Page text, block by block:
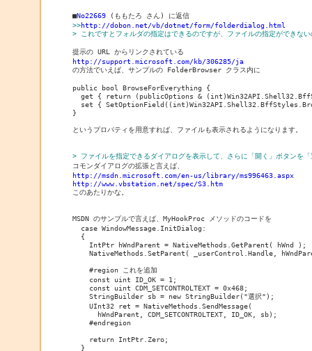
■No22669
(ももたろ さん) に返信
>>http://dobon.net/vb/dotnet/form/folderdialog.html
> これですとフォルダの指定はできるのですが、ファイルの指定ができない
http://support.microsoft.com/kb/306285/ja
public bool BrowseForEverything {
get { return (publicOptions &
set {
}
というプロパティを用意すれば、ファイルも表示されるようになります。
> ファイルを指定できるダイアログを表示して、さらに「開く」ボタンを
http://msdn.microsoft.com/en-us/library/ms996463.aspx
http://www.vbstation.net/spec/S3.htm
MSDN のサンプルで言えば、MyHookProc メソッドのコードを
  case WindowMessage.InitDialog:
  {
    IntPtr hWndParent = NativeMethods.GetParent( hWnd );
NativeMethods.SetParent( _userControl.Handle,
    #region これを追加
    const uint ID_OK = 1;
    const uint CDM_SETCONTROLTEXT = 0x468;
    StringBuilder sb = new StringBuilder("選択");
    UInt32 ret = NativeMethods.SendMessage(
      hWndParent, CDM_SETCONTROLTEXT, ID_OK, sb);
    #endregion
    return IntPtr.Zero;
  }